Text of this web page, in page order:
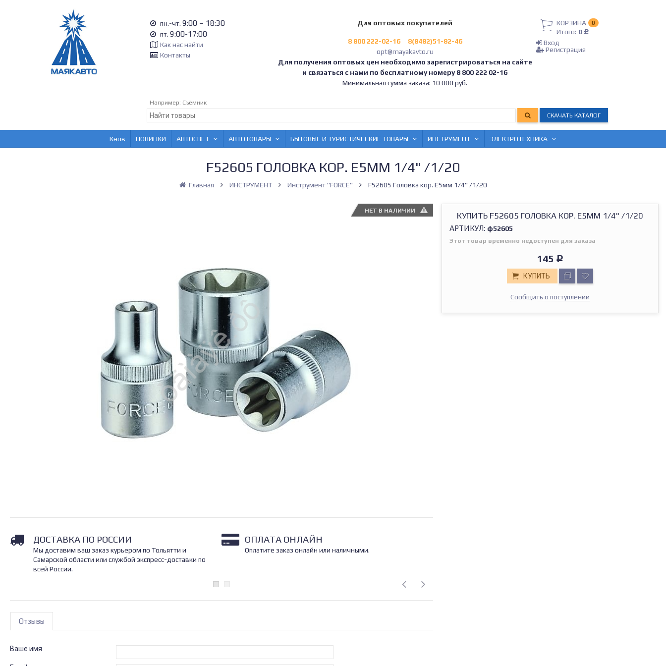
пн.-чт. 9:00 – 18:30
пт. 9:00-17:00
Как нас найти
Контакты
Для оптовых покупателей
8 800 222-02-16
8(8482)51-82-46
opt@mayakavto.ru
Для получения оптовых цен необходимо зарегистрироваться на сайте
и связаться с нами по бесплатному номеру 8 800 222 02-16
Минимальная сумма заказа: 10 000 руб.
КОРЗИНА 0
Итого: 0 Р
Вход
Регистрация
Например: Съёмник
СКАЧАТЬ КАТАЛОГ
Кнов НОВИНКИ АВТОСВЕТ АВТОТОВАРЫ БЫТОВЫЕ И ТУРИСТИЧЕСКИЕ ТОВАРЫ ИНСТРУМЕНТ ЭЛЕКТРОТЕХНИКА
F52605 ГОЛОВКА КОР. Е5ММ 1/4" /1/20
Главная ИНСТРУМЕНТ Инструмент "FORCE" F52605 Головка кор. Е5мм 1/4" /1/20
НЕТ В НАЛИЧИИ КУПИТЬ F52605 ГОЛОВКА КОР. Е5ММ 1/4" /1/20
АРТИКУЛ: ф52605
Этот товар временно недоступен для заказа
145 Р
КУПИТЬ
Сообщить о поступлении
ДОСТАВКА ПО РОССИИ
Мы доставим ваш заказ курьером по Тольятти и
Самарской области или службой экспресс-доставки по
всей России.
ОПЛАТА ОНЛАЙН
Оплатите заказ онлайн или наличными.
Отзывы
Ваше имя